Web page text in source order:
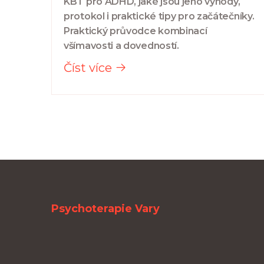
protokol i praktické tipy pro začátečníky.
Praktický průvodce kombinací
všímavosti a dovedností.
Číst více
Psychoterapie Vary